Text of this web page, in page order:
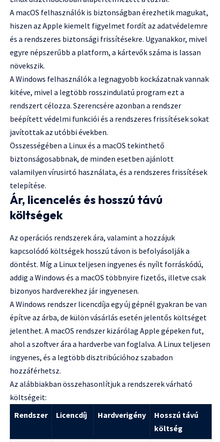
A macOS felhasználók is biztonságban érezhetik magukat,
hiszen az Apple kiemelt figyelmet fordít az adatvédelemre
és a rendszeres biztonsági frissítésekre. Ugyanakkor, mivel
egyre népszerűbb a platform, a kártevők száma is lassan
növekszik.
A Windows felhasználók a legnagyobb kockázatnak vannak
kitéve, mivel a legtöbb rosszindulatú program ezt a
rendszert célozza. Szerencsére azonban a rendszer
beépített védelmi funkciói és a rendszeres frissítések sokat
javítottak az utóbbi években.
Összességében a Linux és a macOS tekinthető
biztonságosabbnak, de minden esetben ajánlott
valamilyen vírusirtó használata, és a rendszeres frissítések
telepítése.
Ár, licencelés és hosszú távú
költségek
Az operációs rendszerek ára, valamint a hozzájuk
kapcsolódó költségek hosszú távon is befolyásolják a
döntést. Míg a Linux teljesen ingyenes és nyílt forráskódú,
addig a Windows és a macOS többnyire fizetős, illetve csak
bizonyos hardverekhez jár ingyenesen.
A Windows rendszer licencdíja egy új gépnél gyakran be van
építve az árba, de külön vásárlás esetén jelentős költséget
jelenthet. A macOS rendszer kizárólag Apple gépeken fut,
ahol a szoftver ára a hardverbe van foglalva. A Linux teljesen
ingyenes, és a legtöbb disztribúcióhoz szabadon
hozzáférhetsz.
Az alábbiakban összehasonlítjuk a rendszerek várható
költségeit:
Rendszer
Licencdíj Hardverigény
Hosszú távú
költség